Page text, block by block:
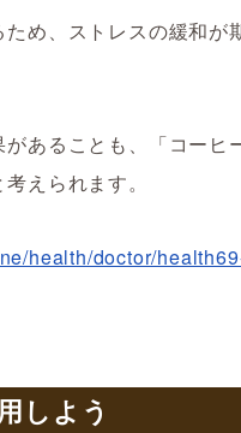
め、ストレスの緩和が
あることも、「コーヒ
えられます。
health/doctor/
しよう